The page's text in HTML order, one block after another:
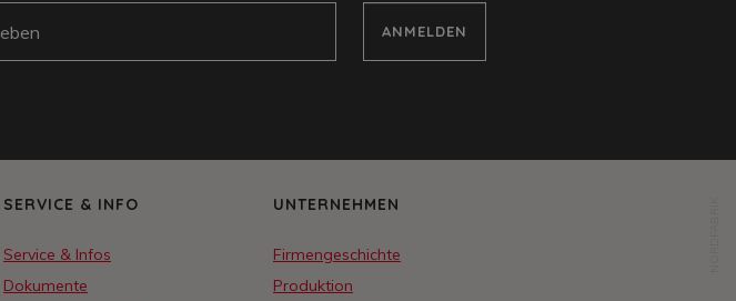
ANMELDEN
SERVICE & INFO
Service & Infos
Dokumente
UNTERNEHMEN
Firmengeschichte
Produktion